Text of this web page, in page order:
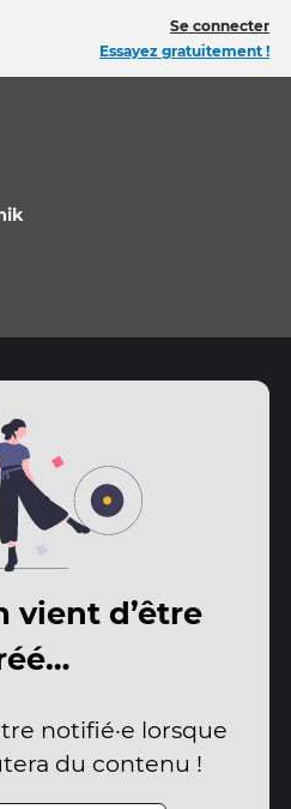
Se connecter
Essayez gratuitement !
vient d’être
notifié·e lorsque
du contenu !